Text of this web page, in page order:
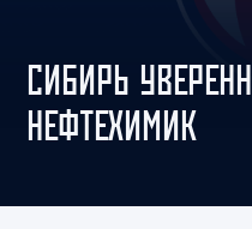
СИБИРЬ
НЕФТЕХИМИК